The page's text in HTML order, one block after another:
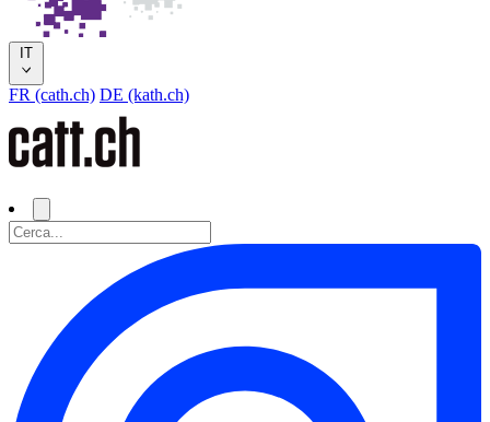
IT
FR (cath.ch) DE (kath.ch)